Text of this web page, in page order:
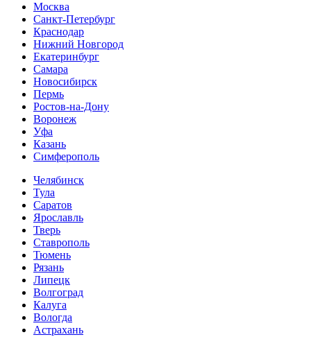
Москва
Санкт-Петербург
Краснодар
Нижний Новгород
Екатеринбург
Самара
Новосибирск
Пермь
Ростов-на-Дону
Воронеж
Уфа
Казань
Симферополь
Челябинск
Тула
Саратов
Ярославль
Тверь
Ставрополь
Тюмень
Рязань
Липецк
Волгоград
Калуга
Вологда
Астрахань